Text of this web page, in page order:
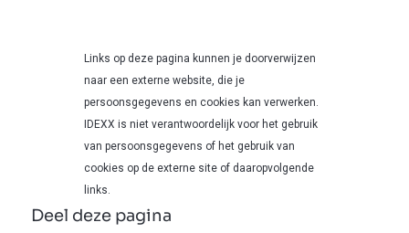
Links op deze pagina kunnen je doorverwijzen
naar een externe website, die je
persoonsgegevens en cookies kan verwerken.
IDEXX is niet verantwoordelijk voor het gebruik
van persoonsgegevens of het gebruik van
cookies op de externe site of daaropvolgende
links.
Deel deze pagina